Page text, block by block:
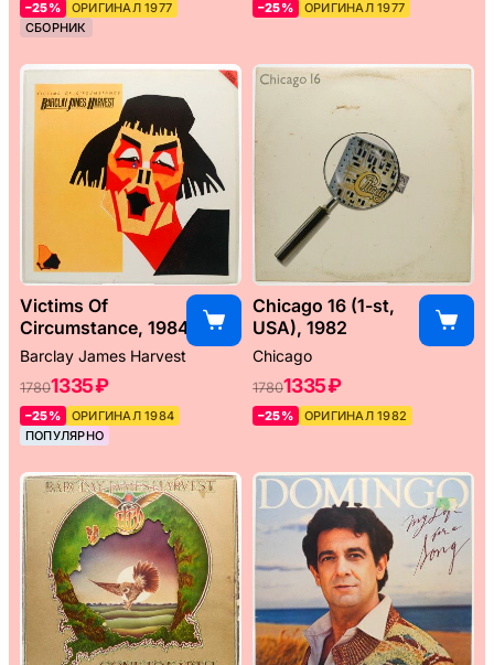
–25%
ОРИГИНАЛ 1977
СБОРНИК
–25% ОРИГИНАЛ 1977
Victims Of
Circumstance, 1984
Barclay James Harvest
17801335 ₽
–25%
ОРИГИНАЛ 1984
ПОПУЛЯРНО
Chicago 16 (1-st,
USA), 1982
Chicago
17801335 ₽
–25% ОРИГИНАЛ 1982